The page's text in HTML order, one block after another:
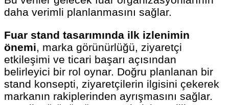
daha verimli planlanmasını sağlar.
Fuar stand tasarımında ilk izlenimin
önemi, marka görünürlüğü, ziyaretçi
etkileşimi ve ticari başarı açısından
belirleyici bir rol oynar. Doğru planlanan bir
stand konsepti, ziyaretçilerin ilgisini çekerek
markanın rakiplerinden ayrışmasını sağlar.